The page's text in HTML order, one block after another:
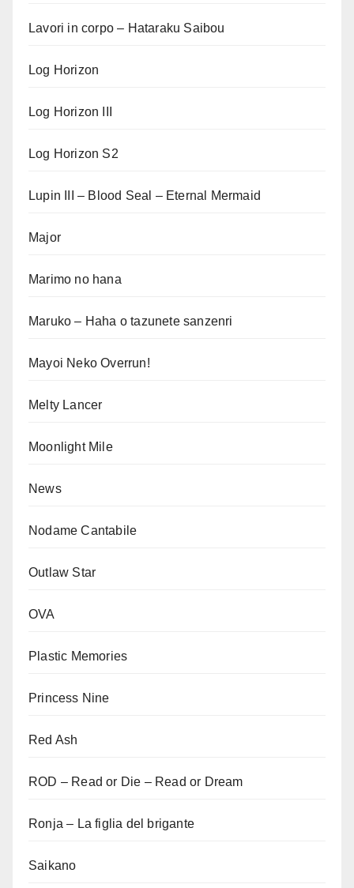
Lavori in corpo – Hataraku Saibou
Log Horizon
Log Horizon III
Log Horizon S2
Lupin III – Blood Seal – Eternal Mermaid
Major
Marimo no hana
Maruko – Haha o tazunete sanzenri
Mayoi Neko Overrun!
Melty Lancer
Moonlight Mile
News
Nodame Cantabile
Outlaw Star
OVA
Plastic Memories
Princess Nine
Red Ash
ROD – Read or Die – Read or Dream
Ronja – La figlia del brigante
Saikano